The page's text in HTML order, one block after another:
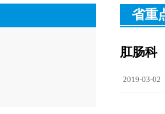
省重
肛肠科
2019-03-02